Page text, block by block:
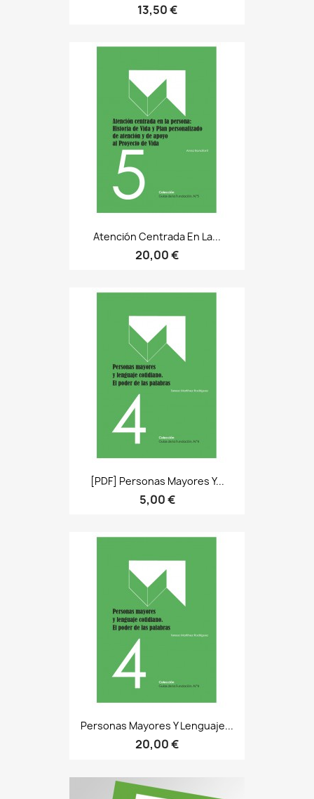
13,50 €
Atención Centrada En La...
20,00 €
[PDF] Personas Mayores Y...
5,00 €
Personas Mayores Y Lenguaje...
20,00 €